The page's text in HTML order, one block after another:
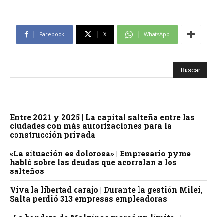
Facebook X WhatsApp
Entre 2021 y 2025 | La capital salteña entre las
ciudades con más autorizaciones para la
construcción privada
«La situación es dolorosa» | Empresario pyme
habló sobre las deudas que acorralan a los
salteños
Viva la libertad carajo | Durante la gestión Milei,
Salta perdió 313 empresas empleadoras